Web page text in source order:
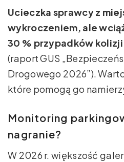
Ucieczka sprawcy z
wykroczeniem, ale
30 % przypadków
(raport GUS
Drogowego 2026”).
które pomogą go
Monitoring
nagranie?
W 2026 r. większość